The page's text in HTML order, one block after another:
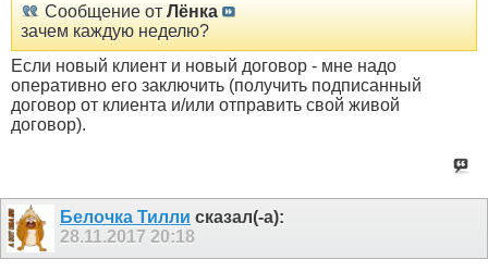
Сообщение от Лёнка
зачем каждую неделю?
Если новый клиент и новый договор - мне надо
оперативно его заключить (получить подписанный
договор от клиента и/или отправить свой живой
договор).
Белочка Тилли сказал(-а):
28.11.2017 20:18